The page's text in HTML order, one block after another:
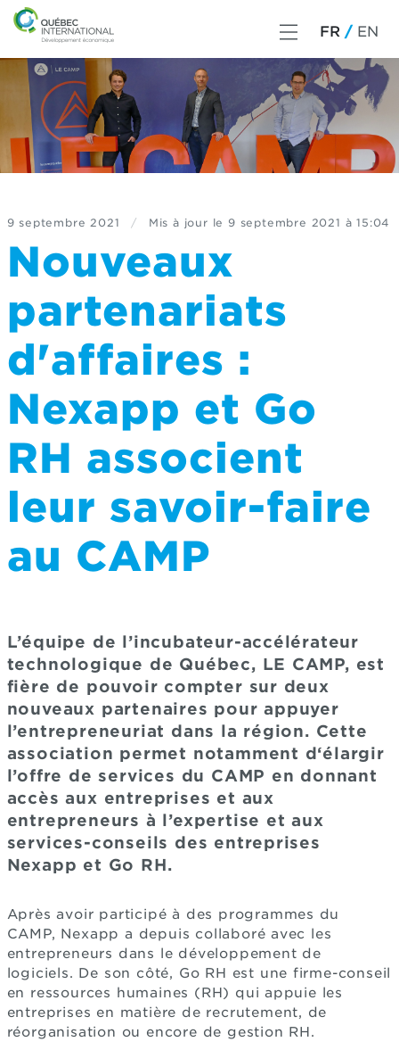
FR EN
9 septembre 2021 / Mis à jour le 9 septembre 2021 à 15:04
Nouveaux
partenariats
d'affaires :
Nexapp et Go
RH associent
leur savoir-faire
au CAMP
L’équipe de l’incubateur-accélérateur
technologique de Québec, LE CAMP, est
fière de pouvoir compter sur deux
nouveaux partenaires pour appuyer
l’entrepreneuriat dans la région. Cette
association permet notamment d‘élargir
l’offre de services du CAMP en donnant
accès aux entreprises et aux
entrepreneurs à l’expertise et aux
services-conseils des entreprises
Nexapp et Go RH.
Après avoir participé à des programmes du
CAMP, Nexapp a depuis collaboré avec les
entrepreneurs dans le développement de
logiciels. De son côté, Go RH est une firme-conseil
en ressources humaines (RH) qui appuie les
entreprises en matière de recrutement, de
réorganisation ou encore de gestion RH.